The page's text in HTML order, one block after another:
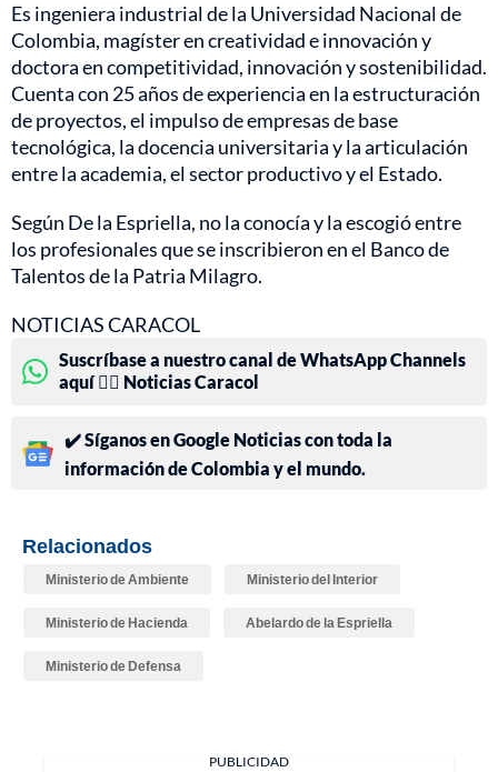
Es ingeniera industrial de la Universidad Nacional de
Colombia, magíster en creatividad e innovación y
doctora en competitividad, innovación y sostenibilidad.
Cuenta con 25 años de experiencia en la estructuración
de proyectos, el impulso de empresas de base
tecnológica, la docencia universitaria y la articulación
entre la academia, el sector productivo y el Estado.
Según De la Espriella, no la conocía y la escogió entre
los profesionales que se inscribieron en el Banco de
Talentos de la Patria Milagro.
NOTICIAS CARACOL
Suscríbase a nuestro canal de WhatsApp Channels
aquí 👉🏻 Noticias Caracol
✔️ Síganos en Google Noticias con toda la
información de Colombia y el mundo.
Relacionados
Ministerio de Ambiente Ministerio del Interior
Ministerio de Hacienda Abelardo de la Espriella
Ministerio de Defensa
PUBLICIDAD